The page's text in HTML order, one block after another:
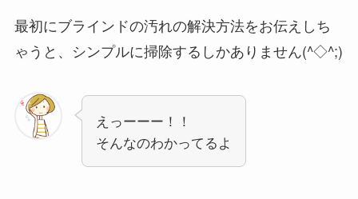
最初にブラインドの汚れの解決方法をお伝えしち
ゃうと、シンプルに掃除するしかありません(^◇^;)
えっーーー！！
そんなのわかってるよ